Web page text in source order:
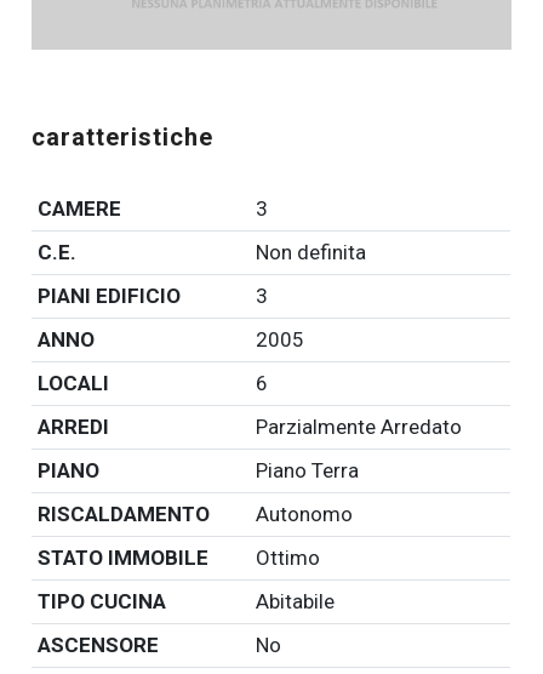
caratteristiche
CAMERE
3
C.E.
Non definita
PIANI EDIFICIO
3
ANNO
2005
LOCALI
6
ARREDI
Parzialmente Arredato
PIANO
Piano Terra
RISCALDAMENTO
Autonomo
STATO IMMOBILE
Ottimo
TIPO CUCINA
Abitabile
ASCENSORE
No